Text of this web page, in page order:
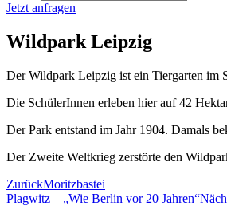
Jetzt anfragen
Wildpark Leipzig
Der Wildpark Leipzig ist ein Tiergarten im
Die SchülerInnen erleben hier auf 42
Der Park entstand im Jahr 1904. Damals
Der Zweite Weltkrieg zerstörte den
ZurückMoritzbastei
Plagwitz – „Wie Berlin vor 20 Jahren“